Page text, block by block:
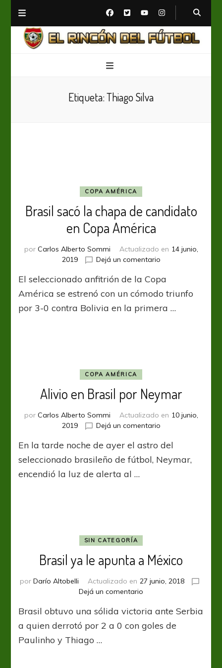
Etiqueta:Thiago Silva
COPA AMÉRICA
Brasil sacó la chapa de candidato
en Copa América
por Carlos Alberto Sommi Actualizado en 14 junio,
2019
Dejá un comentarioen
sacó
la
de
El seleccionado anfitrión de la Copa
América se estrenó con un cómodo triunfo
por 3-0 contra Bolivia en la primera …
COPA AMÉRICA
Alivio en Brasil por Neymar
por Carlos Alberto Sommi Actualizado en 10 junio,
2019
Dejá un comentarioen
en
Brasil
por
En la tarde noche de ayer el astro del
seleccionado brasileño de fútbol, Neymar,
encendió la luz de alerta al …
SIN CATEGORÍA
Brasil ya le apunta a México
por Darío Altobelli Actualizado en 27 junio, 2018
Dejá un comentario
ya
le
apunta
Brasil obtuvo una sólida victoria ante Serbia
a quien derrotó por 2 a 0 con goles de
Paulinho y Thiago …